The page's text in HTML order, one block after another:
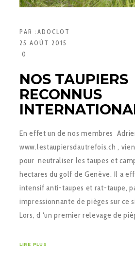
PAR :ADOCLOT
25 AOÛT 2015
0
NOS TAUPIERS
RECONNUS
En effet un de nos membres
www.lestaupiersdautrefois.ch ,
pour neutraliser les taupes et
hectares du golf de Genève. Il a
intensif anti-taupes et rat-taupe,
impressionnante de pièges sur ce
Lors, d ‘un premier relevage de
LIRE PLUS